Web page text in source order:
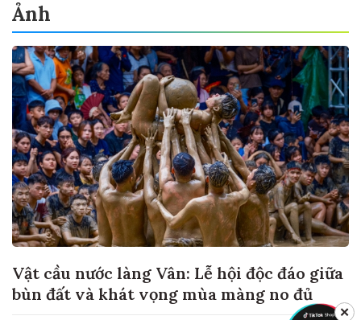
Ảnh
Vật cầu nước làng Vân: Lễ hội độc đáo giữa
bùn đất và khát vọng mùa màng no đủ
✕